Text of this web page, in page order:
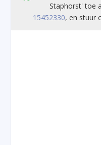
Staphorst' toe
15452330, en stuur